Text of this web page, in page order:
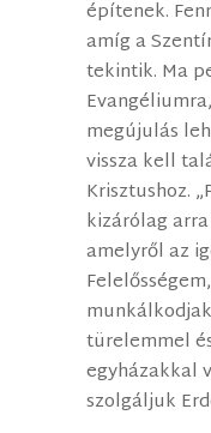
építenek.
amíg a
tekintik. Ma
megújulás
vissza kell
Krisztushoz.
kizárólag
amelyről az
türelemmel
egyházakkal
szolgáljuk